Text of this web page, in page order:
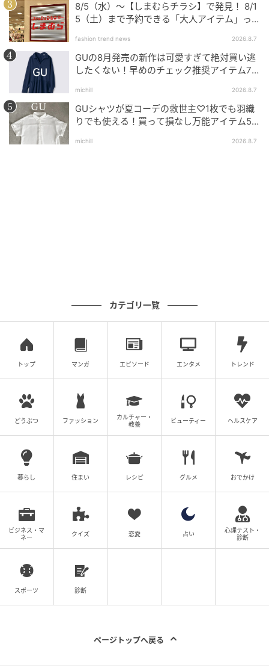
8/5（水）〜【しまむらチラシ】で発見！ 8/1
5（土）まで予約できる「大人アイテム」っ
fashion trend news 2026.8.7
GUの8月発売の新作は可愛すぎて絶対買い逃
したくない！早めのチェック推奨アイテム7
michill 2026.8.7
GUシャツが夏コーデの救世主♡1枚でも羽織
りでも使える！買って損なし万能アイテム5
michill 2026.8.7
カテゴリ一覧
トップ マンガ エピソード エンタメ トレンド
どうぶつ ファッション
カルチャー・
教養
ビューティー ヘルスケア
暮らし 住まい レシピ グルメ おでかけ
ビジネス・マ
ネー
クイズ 恋愛 占い
心理テスト・
診断
スポーツ 診断
ページトップへ戻る